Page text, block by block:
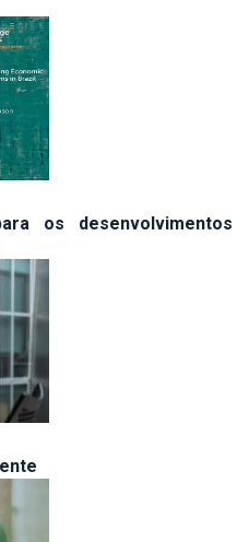
os desenvolvimentos